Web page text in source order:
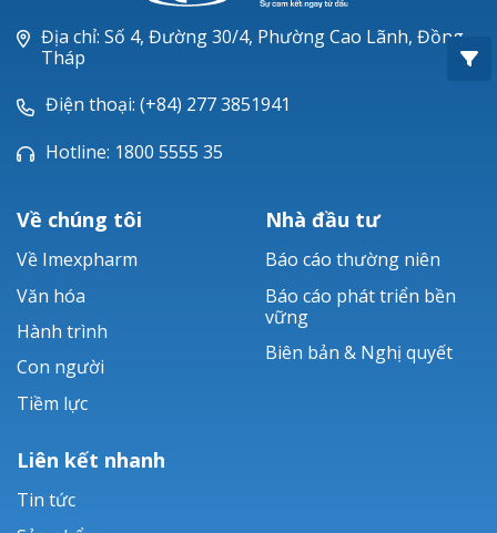
Piperacillin
Ticarlinat®
Zobacta®
Bacsulfo®
Địa chỉ: Số 4, Đường 30/4, Phường Cao Lãnh, Đồng
Tháp
Điện thoại: (+84) 277 3851941
Hotline: 1800 5555 35
Về chúng tôi
Về Imexpharm
Văn hóa
Hành trình
Con người
Tiềm lực
Nhà đầu tư
Báo cáo thường niên
Báo cáo phát triển bền
vững
Biên bản & Nghị quyết
Liên kết nhanh
Tin tức